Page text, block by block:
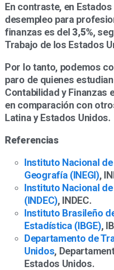
En contraste, en
desempleo para
finanzas es del3,5%,
Trabajo de los Estados
Por lo tanto, podemos
paro de quienes
Contabilidad y Finanzas
en comparación con
Latina y Estados Unidos.
Referencias
Instituto Nacional
Geografía (INEGI),
Instituto Nacional
(INDEC), INDEC.
Instituto Brasileño
Estadística (IBGE),
Departamento de
Unidos,
Estados Unidos.